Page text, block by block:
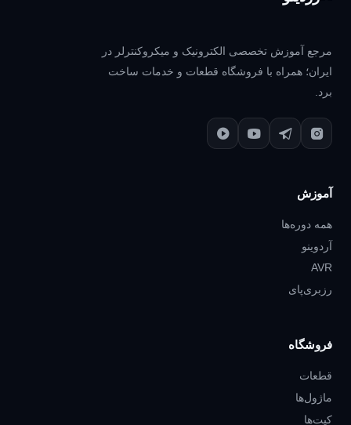
مرجع آموزش تخصصی الکترونیک و میکروکنترلر در
ایران؛ همراه با فروشگاه قطعات و خدمات ساخت
برد.
آموزش
همه دوره‌ها
آردوینو
AVR
رزبری‌پای
فروشگاه
قطعات
ماژول‌ها
کیت‌ها